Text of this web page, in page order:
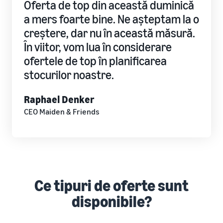
Cum să vinzi tricouri
online
Extinde-ți marca de tricouri
Oferta de top din această duminică
a mers foarte bine. Ne așteptam la o
creștere, dar nu în această măsură.
În viitor, vom lua în considerare
ofertele de top în planificarea
stocurilor noastre.
Raphael Denker
CEO Maiden & Friends
Ce tipuri de oferte sunt
disponibile?